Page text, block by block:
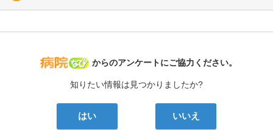
病院なび
からのアンケートにご協力ください。
知りたい情報は見つかりましたか?
はい いいえ